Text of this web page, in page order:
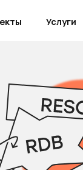
Услуги